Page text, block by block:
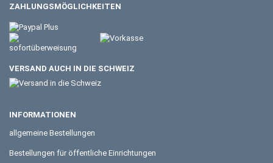
ZAHLUNGSMÖGLICHKEITEN
VERSAND AUCH IN DIE SCHWEIZ
INFORMATIONEN
allgemeine Bestellungen
Bestellungen für öffentliche Einrichtungen